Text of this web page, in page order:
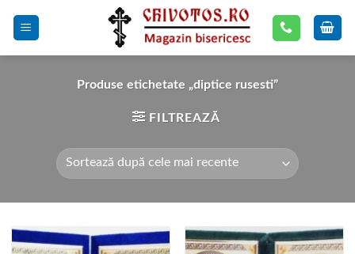
Produse etichetate „diptice rusesti”
FILTREAZĂ